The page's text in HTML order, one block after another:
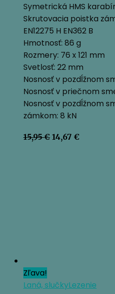
Symetrická HMS
Skrutovacia poistka
EN12275 H EN362 B
Hmotnosť: 86 g
Rozmery: 76 x 121 mm
Svetlosť: 22 mm
Nosnosť v pozdĺžnom
Nosnosť v priečnom
Nosnosť v pozdĺžnom
zámkom: 8 kN
15,95€ Pôvodná
14,67 €
Zľava!
Laná, slučkyLezenie